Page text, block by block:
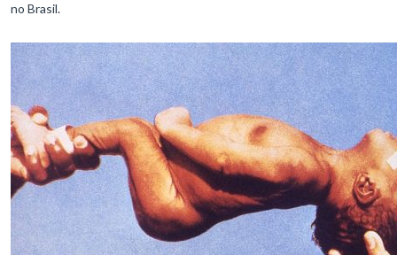
no Brasil.